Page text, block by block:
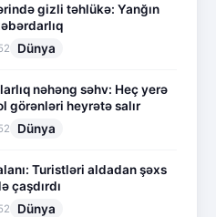
gizli təhlükə: Yanğın
Dünya
nəhəng səhv: Heç yerə
görənləri heyrətə salır
Dünya
Turistləri aldadan şəxs
çaşdırdı
Dünya